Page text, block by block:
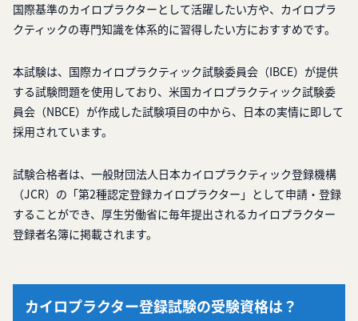
国際基準のカイロプラクターとして活躍したい方や、カイロプラ
クティックの専門知識を体系的に習得したい方におすすめです。
本試験は、国際カイロプラクティック試験委員会（IBCE）が提供
する試験問題を使用しており、米国カイロプラクティック試験委
員会（NBCE）が作成した試験項目の中から、日本の実情に即して
採用されています。
試験合格者は、一般財団法人日本カイロプラクティック登録機構
（JCR）の「第2種認定登録カイロプラクター」として申請・登録
することができ、厚生労働省に毎年提出されるカイロプラクター
登録者名簿に掲載されます。
カイロプラクター登録試験の受験資格は？